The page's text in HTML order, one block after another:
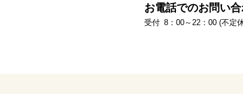
お電話でのお問い
8：00～22：00 (不定